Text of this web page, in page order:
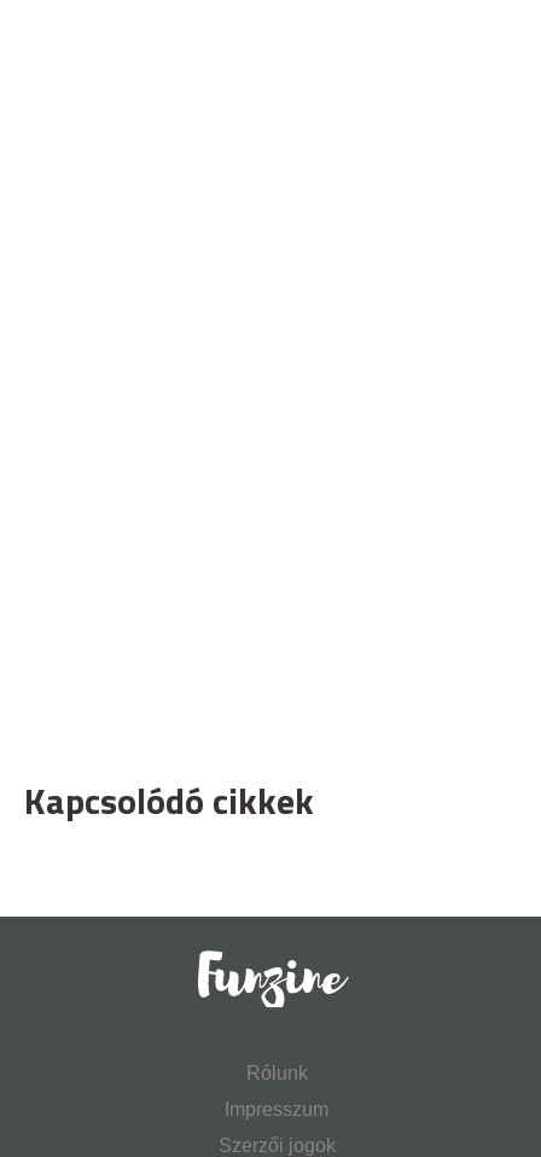
Kapcsolódó cikkek
Rólunk
Impresszum
Szerzői jogok